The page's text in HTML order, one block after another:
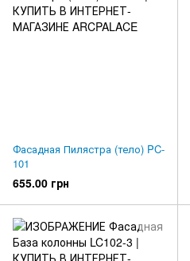
Фасадная Пилястра (тело) PC-
101
655.00 грн